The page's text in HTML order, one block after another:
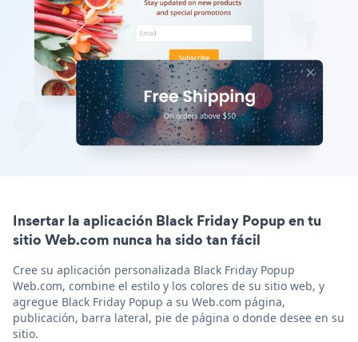
Insertar la aplicación Black Friday Popup en tu
sitio Web.com nunca ha sido tan fácil
Cree su aplicación personalizada Black Friday Popup
Web.com, combine el estilo y los colores de su sitio web, y
agregue Black Friday Popup a su Web.com página,
publicación, barra lateral, pie de página o donde desee en su
sitio.